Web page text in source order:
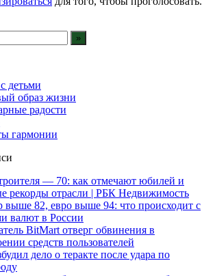
детьми
образ жизни
радости
гармонии
— 70: как отмечают юбилей и
рекорды отрасли | РБК Недвижимость
выше 82, евро выше 94: что происходит с
валют в России
BitMart отверг обвинения в
средств пользователей
дело о теракте после удара по